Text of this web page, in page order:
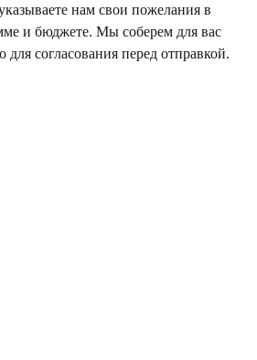
нам свои пожелания в
и бюджете. Мы соберем для вас
согласования перед отправкой.